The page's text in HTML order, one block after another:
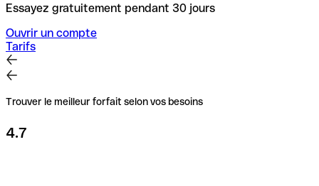
Essayez gratuitement pendant 30 jours
Ouvrir un compte
Tarifs
Trouver le meilleur forfait selon vos besoins
4.7